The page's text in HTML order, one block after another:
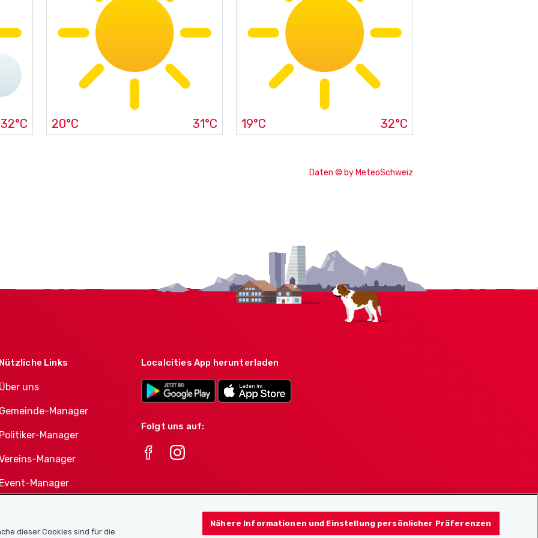
32°C 20°C 31°C 19°C 32°C
Daten © by MeteoSchweiz
Links
uns
Manager
Manager
Manager
Manager
Produktportfolio
Localcities App herunterladen
Folgt uns auf:
dieser Cookies sind für die
Nähere Informationen und Einstellung persönlicher Präferenzen